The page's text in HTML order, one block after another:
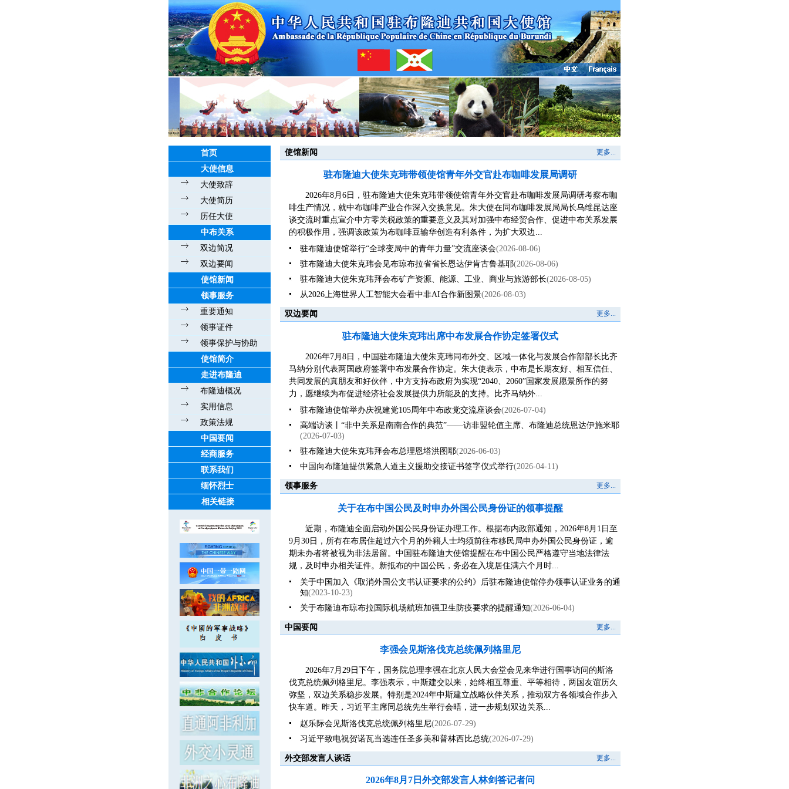
首页
大使信息
大使致辞
大使简历
历任大使
中布关系
双边简况
双边要闻
使馆新闻
领事服务
重要通知
领事证件
领事保护与协助
使馆简介
走进布隆迪
布隆迪概况
实用信息
政策法规
中国要闻
经商服务
联系我们
缅怀烈士
相关链接
使馆新闻 更多...
驻布隆迪大使朱克玮带领使馆青年外交官赴布咖啡发展局调研
2026年8月6日，驻布隆迪大使朱克玮带领使馆青年外交官赴布咖啡发展局调研考察布咖
啡生产情况，就中布咖啡产业合作深入交换意见。朱大使在同布咖啡发展局局长乌维昆达座
谈交流时重点宣介中方零关税政策的重要意义及其对加强中布经贸合作、促进中布关系发展
的积极作用，强调该政策为布咖啡豆输华创造有利条件，为扩大双边...
驻布隆迪使馆举行“全球变局中的青年力量”交流座谈会(2026-08-06)
驻布隆迪大使朱克玮会见布琼布拉省省长恩达伊肯古鲁基耶(2026-08-06)
驻布隆迪大使朱克玮拜会布矿产资源、能源、工业、商业与旅游部长(2026-08-05)
从2026上海世界人工智能大会看中非AI合作新图景(2026-08-03)
双边要闻 更多...
驻布隆迪大使朱克玮出席中布发展合作协定签署仪式
2026年7月8日，中国驻布隆迪大使朱克玮同布外交、区域一体化与发展合作部部长比齐
马纳分别代表两国政府签署中布发展合作协定。朱大使表示，中布是长期友好、相互信任、
共同发展的真朋友和好伙伴，中方支持布政府为实现“2040、2060”国家发展愿景所作的努
力，愿继续为布促进经济社会发展提供力所能及的支持。比齐马纳外...
驻布隆迪使馆举办庆祝建党105周年中布政党交流座谈会(2026-07-04)
高端访谈丨“非中关系是南南合作的典范”——访非盟轮值主席、布隆迪总统恩达伊施米耶
(2026-07-03)
驻布隆迪大使朱克玮拜会布总理恩塔洪图耶(2026-06-03)
中国向布隆迪提供紧急人道主义援助交接证书签字仪式举行(2026-04-11)
领事服务 更多...
关于在布中国公民及时申办外国公民身份证的领事提醒
近期，布隆迪全面启动外国公民身份证办理工作。根据布内政部通知，2026年8月1日至
9月30日，所有在布居住超过六个月的外籍人士均须前往布移民局申办外国公民身份证，逾
期未办者将被视为非法居留。中国驻布隆迪大使馆提醒在布中国公民严格遵守当地法律法
规，及时申办相关证件。新抵布的中国公民，务必在入境居住满六个月时...
关于中国加入《取消外国公文书认证要求的公约》后驻布隆迪使馆停办领事认证业务的通
知(2023-10-23)
关于布隆迪布琼布拉国际机场航班加强卫生防疫要求的提醒通知(2026-06-04)
中国要闻 更多...
李强会见斯洛伐克总统佩列格里尼
2026年7月29日下午，国务院总理李强在北京人民大会堂会见来华进行国事访问的斯洛
伐克总统佩列格里尼。李强表示，中斯建交以来，始终相互尊重、平等相待，两国友谊历久
弥坚，双边关系稳步发展。特别是2024年中斯建立战略伙伴关系，推动双方各领域合作步入
快车道。昨天，习近平主席同总统先生举行会晤，进一步规划双边关系...
赵乐际会见斯洛伐克总统佩列格里尼(2026-07-29)
习近平致电祝贺诺瓦当选连任圣多美和普林西比总统(2026-07-29)
外交部发言人谈话 更多...
2026年8月7日外交部发言人林剑答记者问